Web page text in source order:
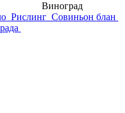
Виноград
Рислинг Совиньон блан